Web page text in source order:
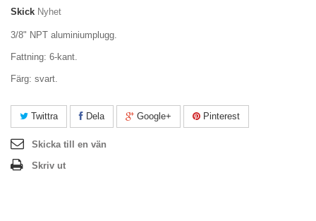
Skick Nyhet
3/8" NPT aluminiumplugg.
Fattning: 6-kant.
Färg: svart.
Twittra Dela Google+ Pinterest
Skicka till en vän
Skriv ut